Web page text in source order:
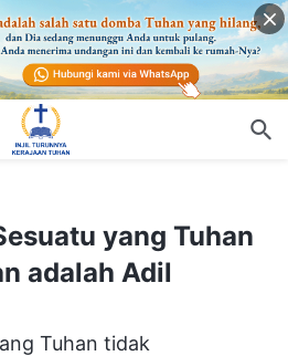
Lakukan adalah Adil
yang Tuhan
adalah Adil
Tuhan tidak